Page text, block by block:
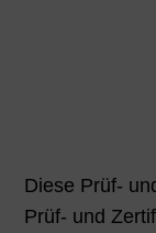
Diese Prüf-
Prüf- und